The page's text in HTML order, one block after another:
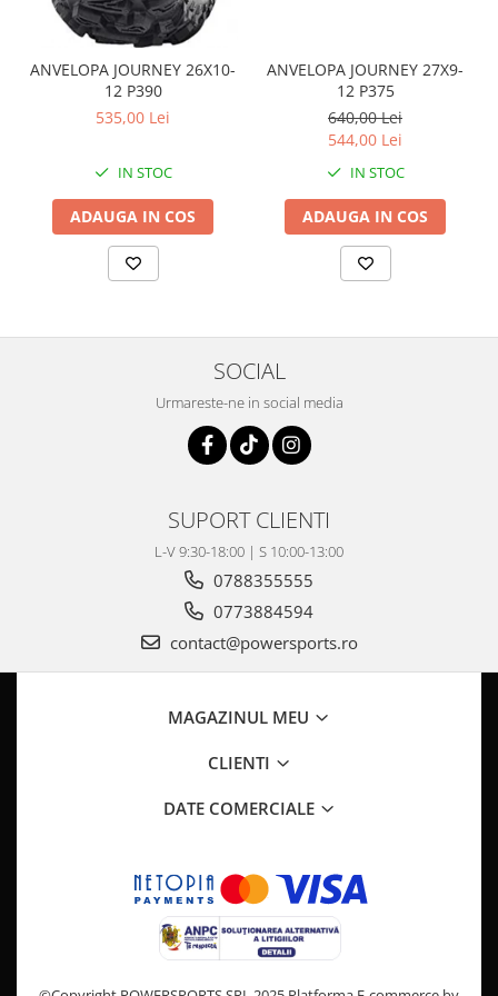
Pompe Apa
ventilator
înaltă calitate și căptușeala lavabilă garantează o viață lungă a
produsului și o întreținere facilă.
A-PRO GEACA BUTTERFLY DAMA FLUO este alegerea ideală
pentru a te bucura de fiecare călătorie cu motocicleta, având
garanția siguranței, a confortului și a unui stil vibrant și vizibil!
ANVELOPA JOURNEY 26X10-
12 P390
535,00 Lei
IN STOC
ADAUGA IN COS
ANVELOPA JOURNEY 27X9-
12 P375
640,00 Lei
544,00 Lei
IN STOC
ADAUGA IN COS
SOCIAL
Urmareste-ne in social media
SUPORT CLIENTI
L-V 9:30-18:00 | S 10:00-13:00
0788355555
0773884594
contact@powersports.ro
MAGAZINUL MEU
CLIENTI
DATE COMERCIALE